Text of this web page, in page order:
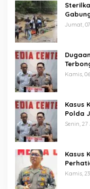
Ilegal
Jumat,
Kamis,
Kasus
Polda
Senin, 27
Kasus
Periksa
Kamis,